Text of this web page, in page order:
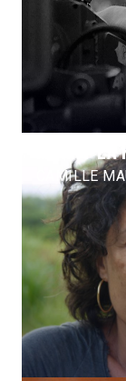
Marny
CAMILLE